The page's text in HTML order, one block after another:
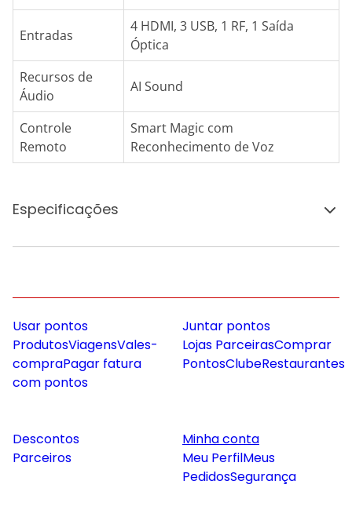
Entradas
4 HDMI, 3 USB, 1 RF, 1 Saída
Óptica
Recursos de
Áudio
AI Sound
Controle
Remoto
Smart Magic com
Reconhecimento de Voz
Especificações
Usar pontos
ProdutosViagensVales-
compraPagar fatura
com pontos
Juntar pontos
Lojas ParceirasComprar
PontosClubeRestaurantes
Descontos
Parceiros
Minha conta
Meu PerfilMeus
PedidosSegurança